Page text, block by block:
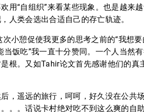
用“自组织”来看某些现象。也是越来
人类会选出合适自己的存亡轨迹。
小憩促使我更多的思考之前的“我想
当饭吃”我一直十分赞同。一个人当然
根。又如Tahir论文首先感谢他们的
，遥远的旅行，呵呵，好久没在公共
。。话说卡村绝对吃不到这么爽的自助